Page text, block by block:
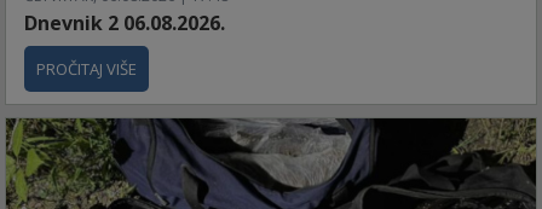
Dnevnik 2 06.08.2026.
PROČITAJ VIŠE